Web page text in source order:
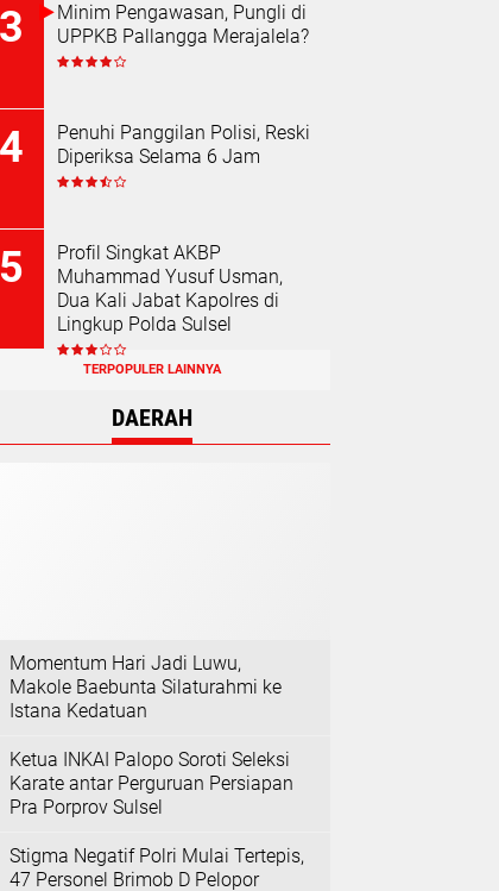
Minim Pengawasan, Pungli di
UPPKB Pallangga Merajalela?
Penuhi Panggilan Polisi, Reski
Diperiksa Selama 6 Jam
Profil Singkat AKBP
Muhammad Yusuf Usman,
Dua Kali Jabat Kapolres di
Lingkup Polda Sulsel
TERPOPULER LAINNYA
DAERAH
Momentum Hari Jadi Luwu,
Makole Baebunta Silaturahmi ke
Istana Kedatuan
Ketua INKAI Palopo Soroti Seleksi
Karate antar Perguruan Persiapan
Pra Porprov Sulsel
Stigma Negatif Polri Mulai Tertepis,
47 Personel Brimob D Pelopor